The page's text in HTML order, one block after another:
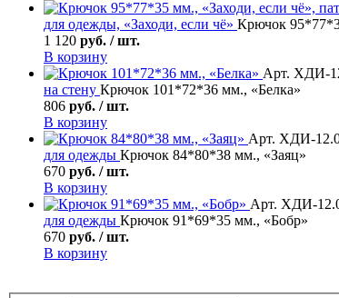
для одежды, «Заходи, если чё» Крючок
1 120 руб. / шт.
В корзину
Арт. ХДИ-
на стену Крючок 101*72*36 мм., «Белка»
806 руб. / шт.
В корзину
Арт. ХДИ-
для одежды Крючок 84*80*38 мм., «Заяц»
670 руб. / шт.
В корзину
Арт. ХДИ-
для одежды Крючок 91*69*35 мм., «Бобр»
670 руб. / шт.
В корзину